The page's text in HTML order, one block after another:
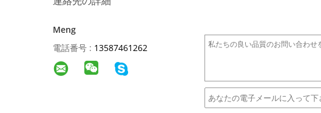
Meng
電話番号 : 13587461262